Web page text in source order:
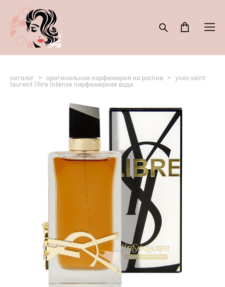
каталог > оригинальная парфюмерия на распив > yves saint
laurent libre intense парфюмерная вода